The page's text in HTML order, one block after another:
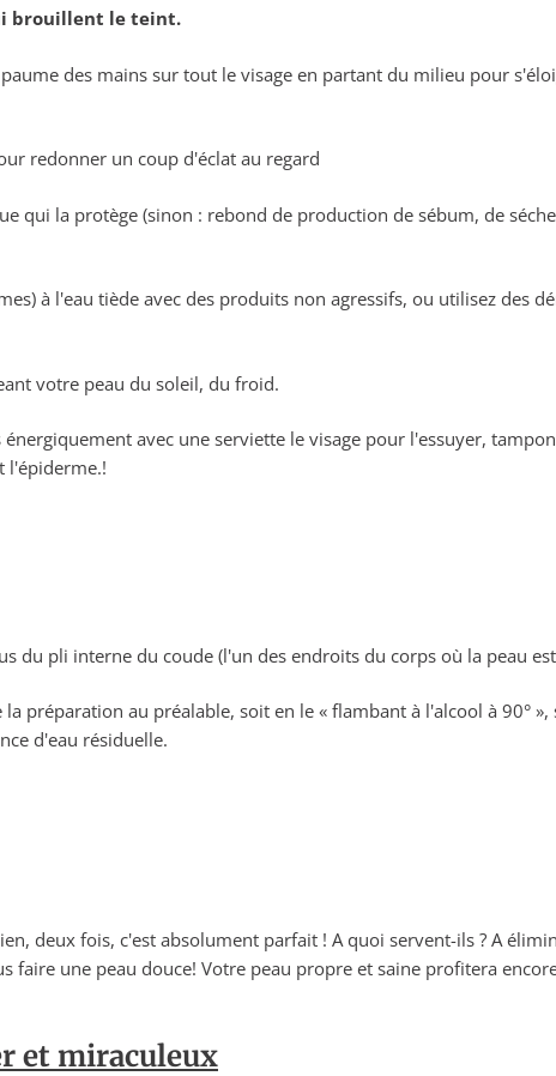
brouillent le teint.
des mains sur tout le visage en partant du milieu pour
redonner un coup d'éclat au regard
qui la protège (sinon : rebond de production de sébum, de
à l'eau tiède avec des produits non agressifs, ou utilisez des
votre peau du soleil, du froid.
avec une serviette le visage pour l'essuyer,
l'épiderme.!
du pli interne du coude (l'un des endroits du corps où la peau
préparation au préalable, soit en le « flambant à l'alcool à 90° »,
d'eau résiduelle.
deux fois, c'est absolument parfait ! A quoi servent-ils ? A
une peau douce! Votre peau propre et saine profitera
et miraculeux